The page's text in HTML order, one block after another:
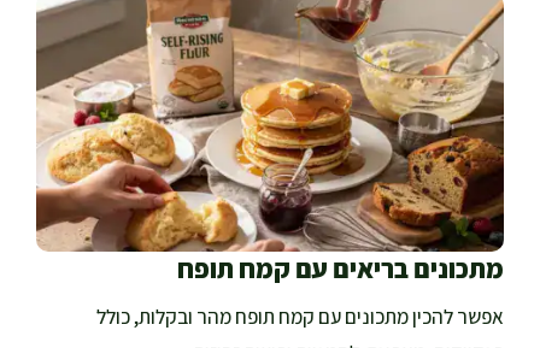
מתכונים בריאים עם קמח תופח
אפשר להכין מתכונים עם קמח תופח מהר ובקלות, כולל